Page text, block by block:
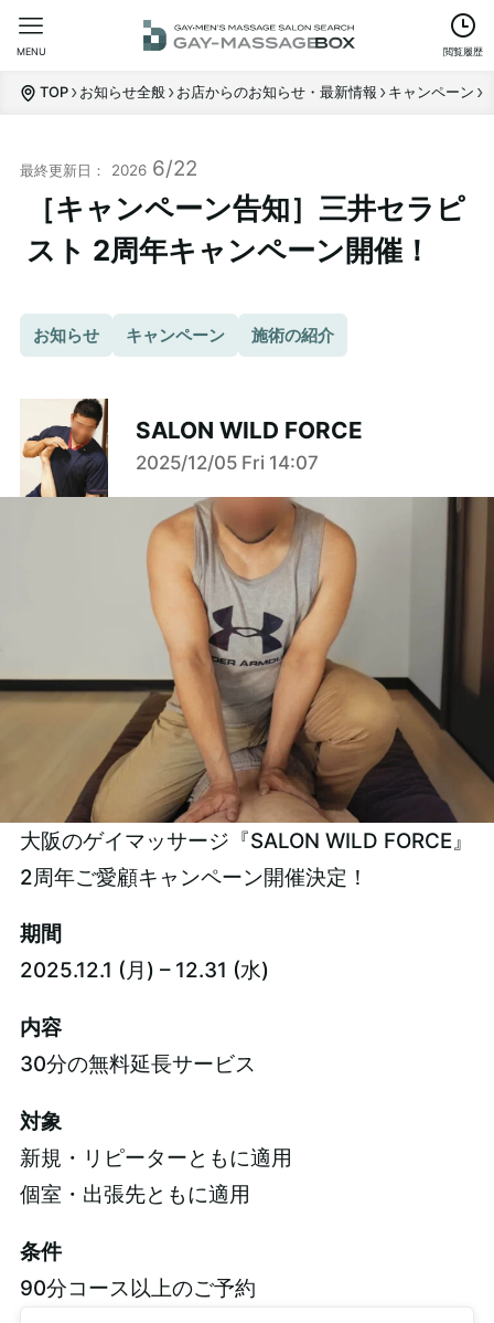
閲覧履歴
MENU
TOP お知らせ全般 お店からのお知らせ・最新情報 キャンペーン
［キャンペーン告知］三井セラピ
スト 2周年キャンペーン開催！
2026 6/22
お知らせ キャンペーン 施術の紹介
SALON WILD FORCE
2025/12/05 Fri 14:07
大阪のゲイマッサージ『SALON WILD FORCE』
2周年ご愛顧キャンペーン開催決定！
期間
2025.12.1 (月) – 12.31 (水)
内容
30分の無料延長サービス
対象
新規・リピーターともに適用
個室・出張先ともに適用
条件
90分コース以上のご予約